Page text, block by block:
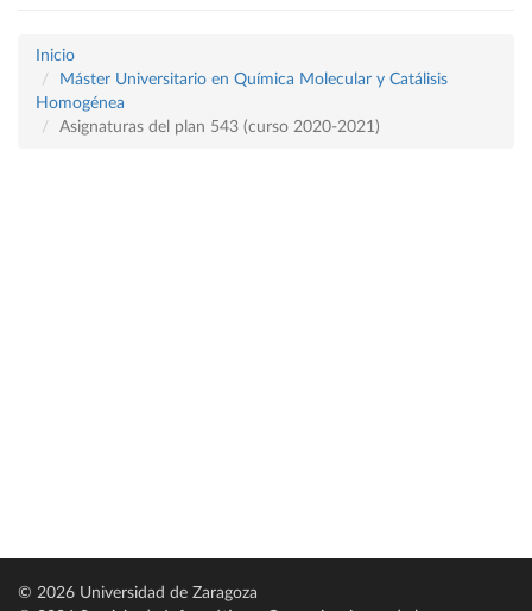
Inicio
Máster Universitario en Química Molecular y Catálisis
Homogénea
Asignaturas del plan 543 (curso 2020-2021)
© 2026 Universidad de Zaragoza